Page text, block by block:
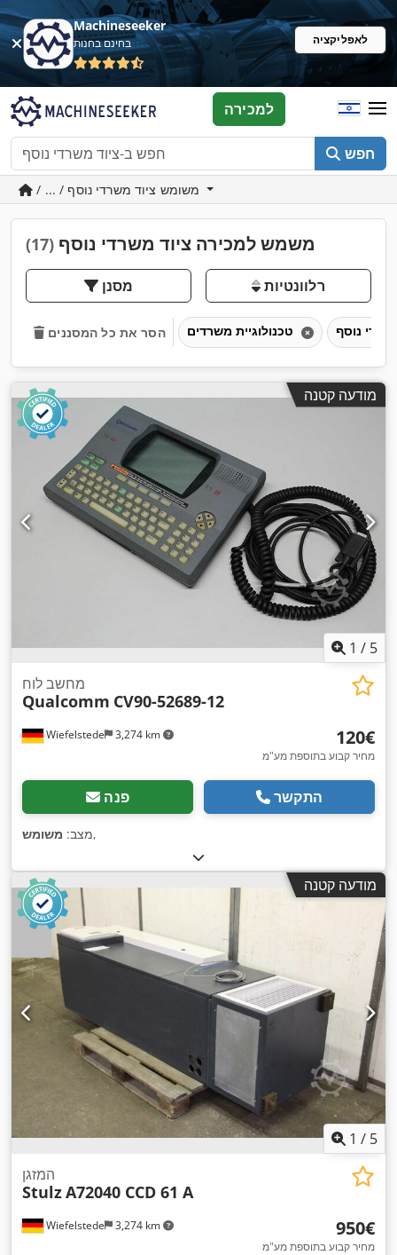
Machineseeker
בחינם בחנות לאפליקציה
חפש
למכירה
משמש למכירה ציוד משרדי נוסף (17)
מסנן רלוונטיות
הסר את כל המסננים
מודעה קטנה
1 / 5
Wiefelstede 3,274 km
מחשב לוח
Qualcomm CV90-52689-12
‏120 ‏€
מחיר קבוע בתוספת מע"מ
פנה התקשר
מצב: משומש ,
מודעה קטנה
1 / 5
Wiefelstede 3,274 km
המזגן
StulzA72040 CCD 61 A
‏950 ‏€
מחיר קבוע בתוספת מע"מ